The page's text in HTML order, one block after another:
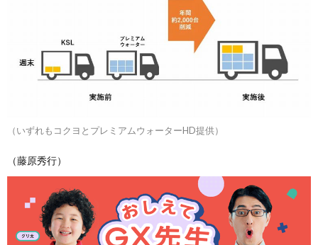
（いずれもコクヨとプレミアムウォーターHD提供）
（藤原秀行）